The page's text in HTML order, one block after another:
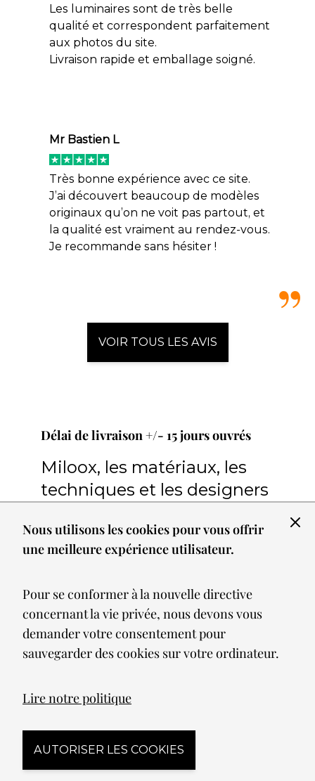
Nous utilisons les cookies pour vous offrir
une meilleure expérience utilisateur.
Pour se conformer à la nouvelle directive
concernant la vie privée, nous devons vous
demander votre consentement pour
sauvegarder des cookies sur votre ordinateur.
Lire notre politique
AUTORISER LES COOKIES
Les luminaires sont de très belle
qualité et correspondent parfaitement
aux photos du site.
Livraison rapide et emballage soigné.
Mr Bastien L
Très bonne expérience avec ce site.
J’ai découvert beaucoup de modèles
originaux qu’on ne voit pas partout, et
la qualité est vraiment au rendez-vous.
Je recommande sans hésiter !
VOIR TOUS LES AVIS
Délai de livraison +/- 15 jours ouvrés
Miloox, les matériaux, les
techniques et les designers
Tous les luminaires présentés associent la
combinaison de matériaux tendance pour
Ces matériaux sont judicieusement
sélectionnés pour susciter des sensations
et créer des ambiances chaleureuses au
sein de l’espace dans lequel nous vivons.
comme le bois, le cuivre, le métal
transparent ou peint ou l’acier. Le laiton,
composé essentiellement de cuivre et de
zinc a pour qualités la malléabilité, la
ductilité et la résistance à la corrosion.